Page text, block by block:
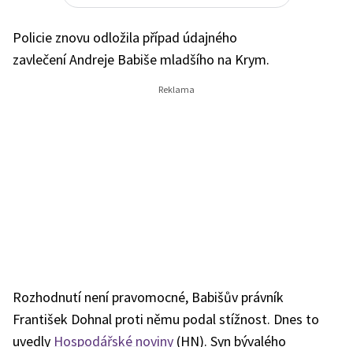
Policie znovu odložila případ údajného
zavlečení Andreje Babiše mladšího na Krym.
Rozhodnutí není pravomocné, Babišův právník
František Dohnal proti němu podal stížnost. Dnes to
uvedly Hospodářské noviny (HN). Syn bývalého